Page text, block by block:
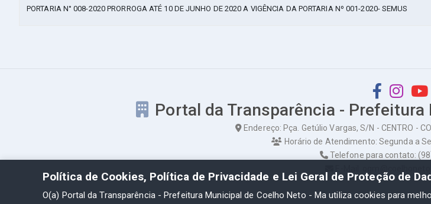
PORTARIA N° 008-2020 PRORROGA ATÉ 10 DE JUNHO DE 2020 A VIGÊNCIA DA PORTARIA Nº 001-2020- SEMUS
Portal da Transparência -
Endereço: Pça. Getúlio Vargas, S/N - CENTRO -
Horário de Atendimento: Segunda a
Telefone para contato:
Política de Cookies, Política de Privacidade e Lei Geral de Proteção de
O(a) Portal da Transparência - Prefeitura Municipal de Coelho Neto - Ma utiliza cookies para